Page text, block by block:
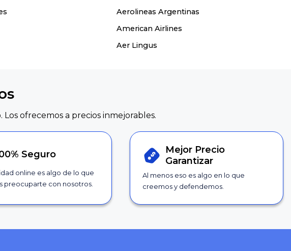
Aerolineas Argentinas
American Airlines
Aer Lingus
ofrecemos a precios inmejorables.
Seguro
online es algo de lo que
preocuparte con nosotros.
Mejor Precio
Garantizar
Al menos eso es algo en lo que
creemos y defendemos.